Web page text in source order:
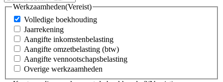
Werkzaamheden(Vereist)
Volledige boekhouding
Jaarrekening
Aangifte inkomstenbelasting
Aangifte omzetbelasting (btw)
Aangifte vennootschapsbelasting
Overige werkzaamheden